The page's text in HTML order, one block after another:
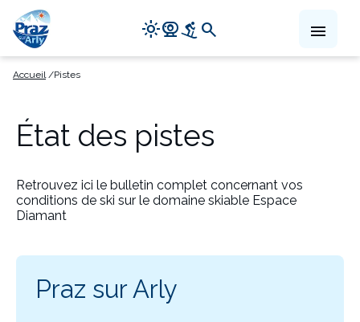
au
Navigation
principale
light_modecamera_videodownhill_skiing search menu
Accueil Pistes
État des pistes
Retrouvez ici le bulletin complet concernant vos
conditions de ski sur le domaine skiable Espace
Diamant
Praz sur Arly